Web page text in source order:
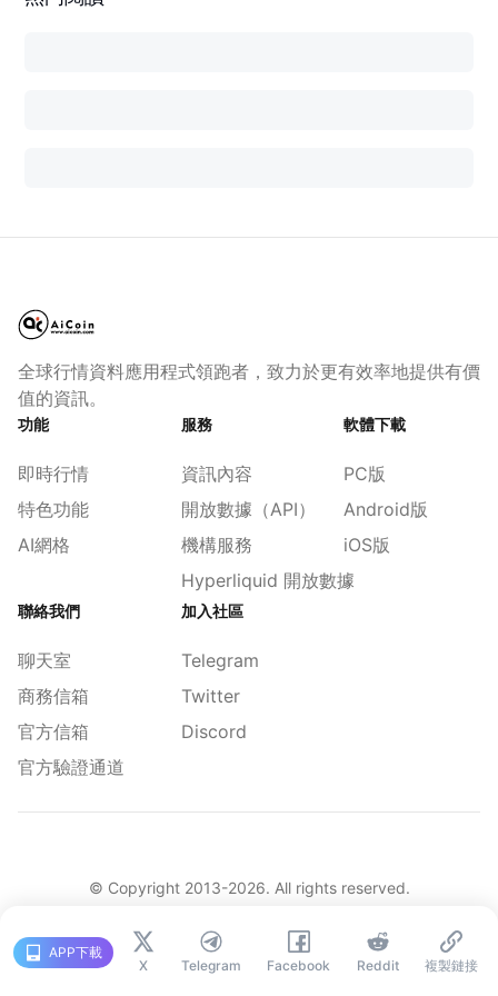
APP下載
X
Telegram Facebook Reddit 複製鏈接
全球行情資料應用程式領跑者，致力於更有效率地提供有價
值的資訊。
功能
即時行情
特色功能
AI網格
服務
資訊內容
開放數據（API）
機構服務
Hyperliquid 開放數據
軟體下載
PC版
Android版
iOS版
聯絡我們
聊天室
商務信箱
官方信箱
官方驗證通道
加入社區
Telegram
Twitter
Discord
© Copyright 2013-2026. All rights reserved.
简体繁體 |舊版